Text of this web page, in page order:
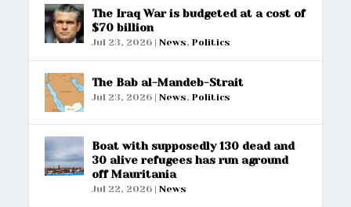
The Iraq War is budgeted at a cost of
$70 billion
Jul 23, 2026 |News,Politics
The Bab al-Mandeb-Strait
Jul 23, 2026 |News,Politics
Boat with supposedly 130 dead and
30 alive refugees has run aground
off Mauritania
Jul 22, 2026 |News